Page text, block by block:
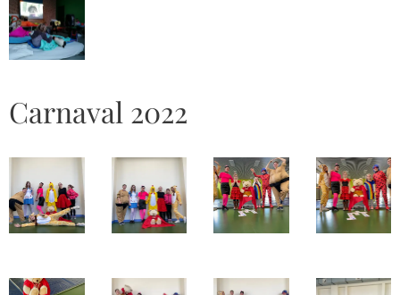
Carnaval 2022